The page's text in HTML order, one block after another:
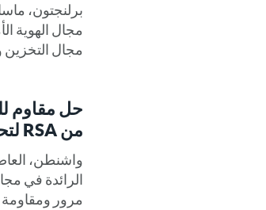
مجال التخزين
من RSA لتحفيز التقدم في التفويض الرئاسي
الرائدة في
مرور ومقاومة